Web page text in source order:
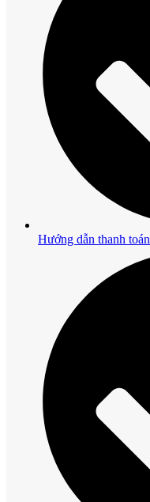
Hướng dẫn thanh toán